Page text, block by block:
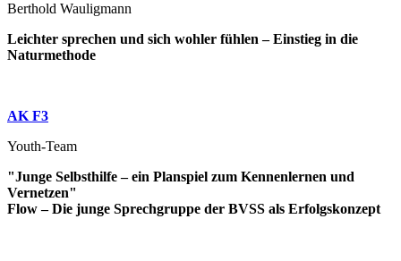
Berthold Wauligmann
Leichter sprechen und sich wohler fühlen – Einstieg in die
Naturmethode
AK F3
Youth-Team
"Junge Selbsthilfe – ein Planspiel zum Kennenlernen und
Vernetzen"
Flow – Die junge Sprechgruppe der BVSS als Erfolgskonzept